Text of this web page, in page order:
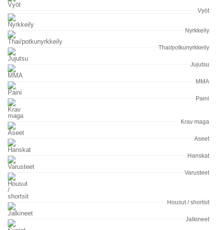
Vyöt
Nyrkkeily
Thai/potkunyrkkeily
Jujutsu
MMA
Paini
Krav maga
Aseet
Hanskat
Varusteet
Housut / shortsit
Jalkineet